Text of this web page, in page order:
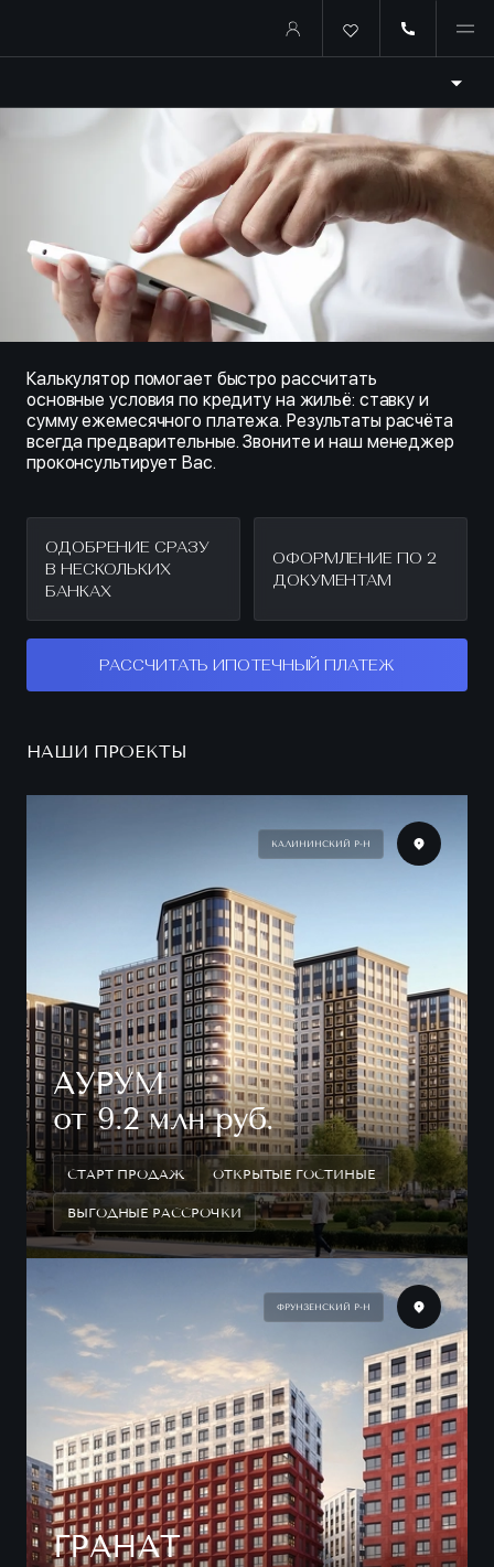
Купить квартиру в ипотеку
Калькулятор помогает быстро рассчитать
основные условия по кредиту на жильё: ставку и
сумму ежемесячного платежа. Результаты расчёта
всегда предварительные. Звоните и наш менеджер
проконсультирует Вас.
ОДОБРЕНИЕ СРАЗУ
В НЕСКОЛЬКИХ
БАНКАХ
ОФОРМЛЕНИЕ ПО 2
ДОКУМЕНТАМ
РАССЧИТАТЬ ИПОТЕЧНЫЙ ПЛАТЕЖ
НАШИ ПРОЕКТЫ
КАЛИНИНСКИЙ Р-Н
АУРУМ
от 9.2 млн руб.
СТАРТ ПРОДАЖ ОТКРЫТЫЕ ГОСТИНЫЕ
ВЫГОДНЫЕ РАССРОЧКИ
ФРУНЗЕНСКИЙ Р-Н
ГРАНАТ